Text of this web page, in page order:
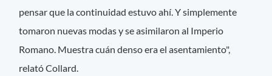
pensar que la continuidad estuvo ahí. Y simplemente
tomaron nuevas modas y se asimilaron al Imperio
Romano. Muestra cuán denso era el asentamiento",
relató Collard.